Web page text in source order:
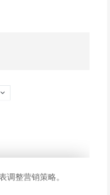
调整营销策略。